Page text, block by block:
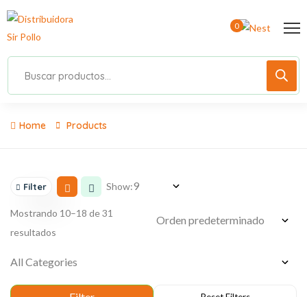
0
Home Products
Filter Show:
Mostrando 10–18 de 31
resultados